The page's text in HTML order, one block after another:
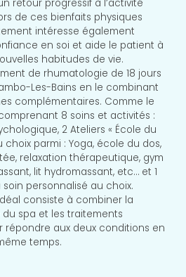
retour progressif à l’activité
de ces bienfaits physiques
intéresse également
en soi et aide le patient à
habitudes de vie.
de rhumatologie de 18 jours
Les-Bains en le combinant
complémentaires. Comme le
8 soins et activités :
2 Ateliers « École du
choix parmi : Yoga, école du dos,
relaxation thérapeutique, gym
lit hydromassant, etc… et 1
personnalisé au choix.
consiste à combiner la
spa et les traitements
répondre aux deux conditions en
temps.